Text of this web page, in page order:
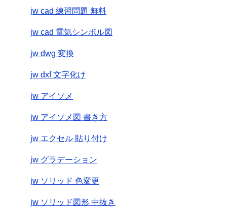
jw cad 練習問題 無料
jw cad 電気シンボル図
jw dwg 変換
jw dxf 文字化け
jw アイソメ
jw アイソメ図 書き方
jw エクセル 貼り付け
jw グラデーション
jw ソリッド 色変更
jw ソリッド図形 中抜き